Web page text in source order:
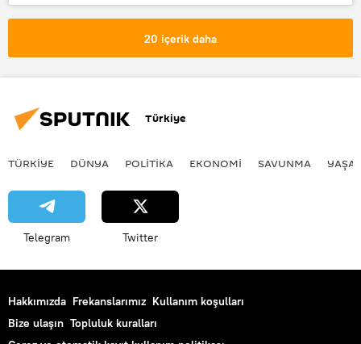
20 içerik daha
Türkiye
TÜRKIYE DÜNYA POLİTİKA EKONOMİ SAVUNMA
Telegram Twitter
Hakkımızda Frekanslarımız Kullanım koşulları
Bize ulaşın Topluluk kuralları